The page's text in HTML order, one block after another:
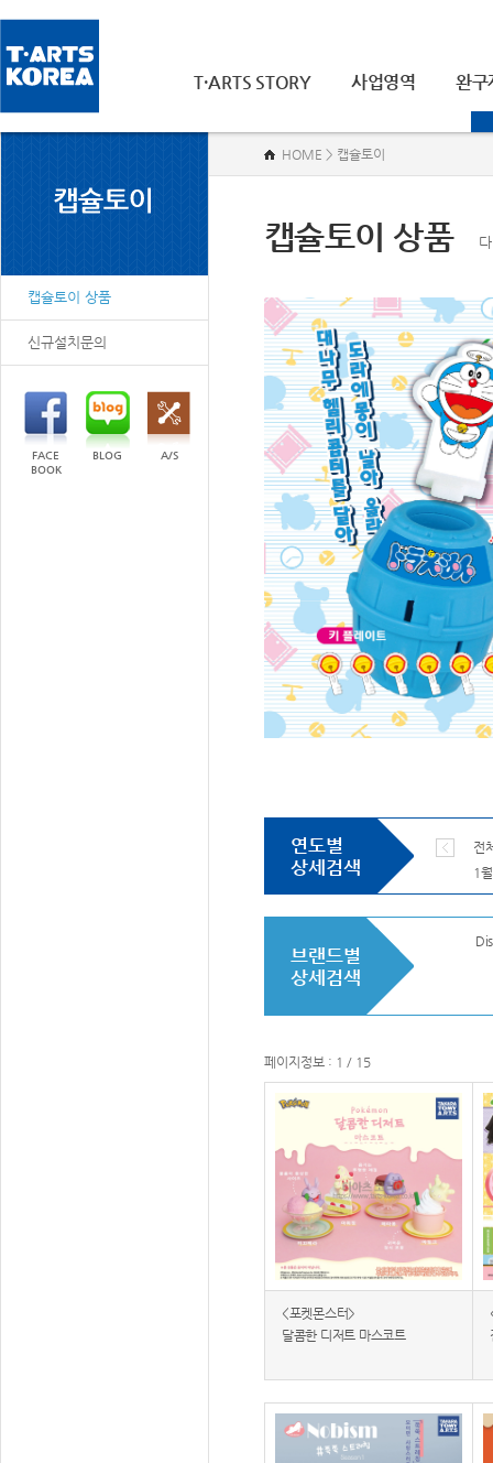
T·ARTS STORY 사업영역 완구
캡슐토이 상품
신규설치문의
FACE
BOOK
BLOG A/S
캡슐토이 상품
HOME > 캡슐토이
연도별
상세검색
전
1월
브랜드별
상세검색
페이지정보 : 1 / 15
<포켓몬스터>
달콤한 디저트 마스코트